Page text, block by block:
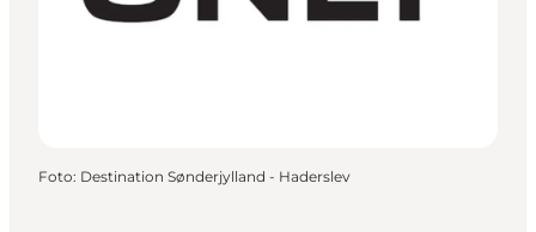
Reiseplanung
Foto: Destination Sønderjylland - Haderslev